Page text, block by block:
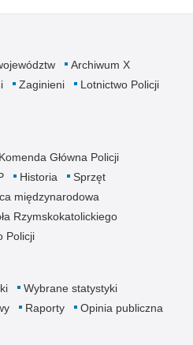
Archiwum X
Zaginieni
Lotnictwo Policji
Komenda Główna Policji
Historia
Sprzęt
międzynarodowa
Rzymskokatolickiego
Policji
Wybrane statystyki
Raporty Opinia publiczna